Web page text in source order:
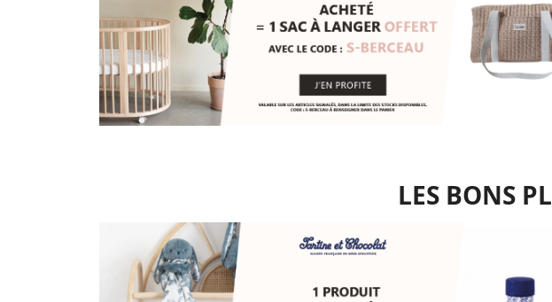
LES BONS